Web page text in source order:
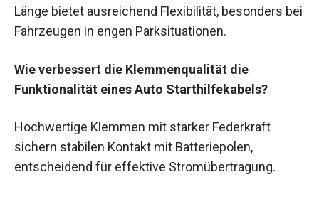
Länge bietet ausreichend Flexibilität, besonders bei
Fahrzeugen in engen Parksituationen.
Wie verbessert die Klemmenqualität die
Funktionalität eines Auto Starthilfekabels?
Hochwertige Klemmen mit starker Federkraft
sichern stabilen Kontakt mit Batteriepolen,
entscheidend für effektive Stromübertragung.